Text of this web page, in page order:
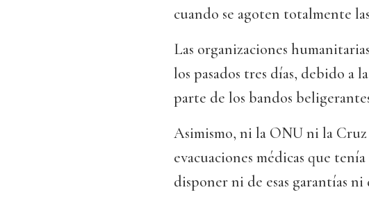
cuando se agoten totalmente
Las organizaciones
los pasados tres días, debido a
parte de los bandos
Asimismo, ni la ONU ni la
evacuaciones médicas que
disponer ni de esas garantías